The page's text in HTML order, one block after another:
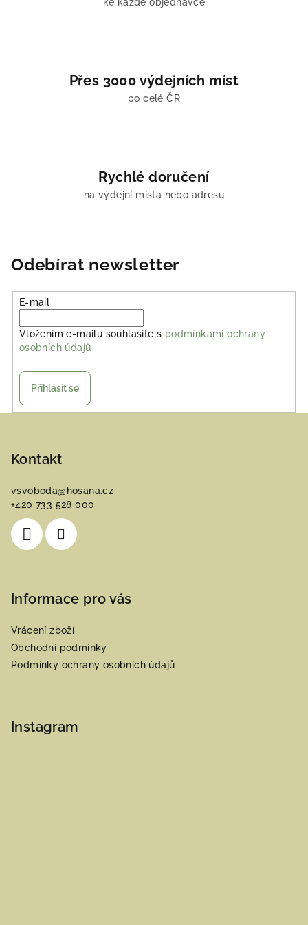
u
Přes 3000 výdejních míst
po celé ČR
Rychlé doručení
na výdejní místa nebo adresu
Odebírat newsletter
E-mail
Vložením e-mailu souhlasíte s podmínkami ochrany
osobních údajů
Přihlásit se
Kontakt
vsvoboda@ hosana.cz
+420 733 528 000
Informace pro vás
Vrácení zboží
Obchodní podmínky
Podmínky ochrany osobních údajů
Instagram